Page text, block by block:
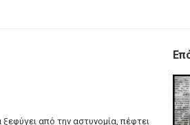
από την αστυνομία, πέφτει